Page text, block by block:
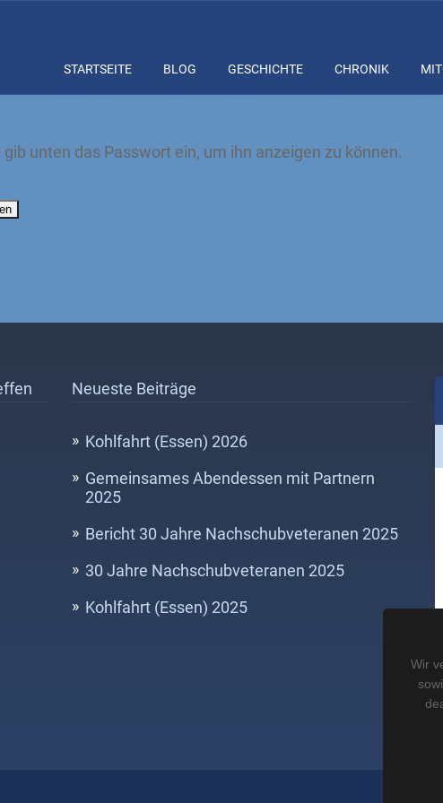
STARTSEITE BLOG GESCHICHTE CHRONIK
unten das Passwort ein, um ihn anzeigen zu können.
Neueste Beiträge
Kohlfahrt (Essen) 2026
Gemeinsames Abendessen mit Partnern
2025
Bericht 30 Jahre Nachschubveteranen 2025
30 Jahre Nachschubveteranen 2025
Kohlfahrt (Essen) 2025
Wir